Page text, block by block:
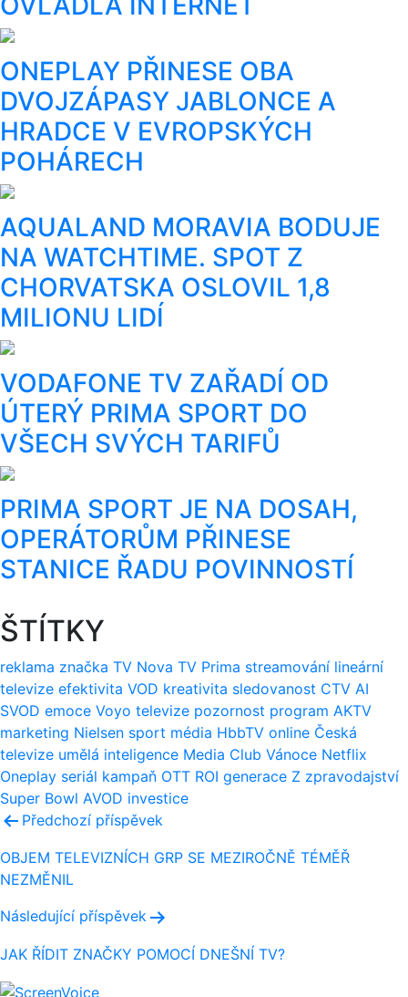
ONEPLAY PŘINESE OBA
DVOJZÁPASY JABLONCE A
HRADCE V EVROPSKÝCH
POHÁRECH
AQUALAND MORAVIA BODUJE
NA WATCHTIME. SPOT Z
CHORVATSKA OSLOVIL 1,8
MILIONU LIDÍ
VODAFONE TV ZAŘADÍ OD
ÚTERÝ PRIMA SPORT DO
VŠECH SVÝCH TARIFŮ
PRIMA SPORT JE NA DOSAH,
OPERÁTORŮM PŘINESE
STANICE ŘADU POVINNOSTÍ
ŠTÍTKY
reklama značka TV Nova TV Prima streamování lineární
televize efektivita VOD kreativita sledovanost CTV AI
SVOD emoce Voyo televize pozornost program AKTV
marketing Nielsen sport média HbbTV online Česká
televize umělá inteligence Media Club Vánoce Netflix
Oneplay seriál kampaň OTT ROI generace Z zpravodajství
Super Bowl AVOD investice
Navigace
pro
příspěvek
Předchozí příspěvek
OBJEM TELEVIZNÍCH GRP SE MEZIROČNĚ TÉMĚŘ
NEZMĚNIL
Následující příspěvek
JAK ŘÍDIT ZNAČKY POMOCÍ DNEŠNÍ TV?